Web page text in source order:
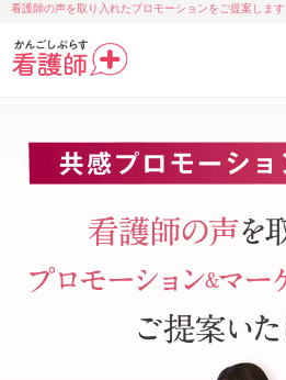
看護師の声を取り入れたプロモーションをご提案します